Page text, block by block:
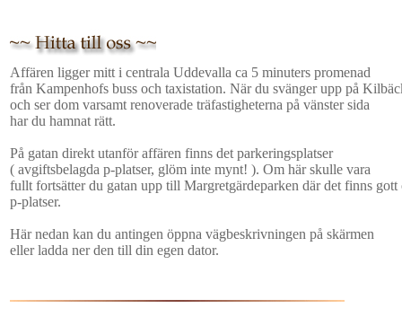
Affären ligger mitt i centrala Uddevalla ca 5 minuters promenad
från Kampenhofs buss och taxistation. När du svänger upp på
och ser dom varsamt renoverade träfastigheterna på vänster sida
har du hamnat rätt.
På gatan direkt utanför affären finns det parkeringsplatser
( avgiftsbelagda p-platser, glöm inte mynt! ). Om här skulle vara
fullt fortsätter du gatan upp till Margretgärdeparken där det finns
p-platser.
Här nedan kan du antingen öppna vägbeskrivningen på skärmen
eller ladda ner den till din egen dator.